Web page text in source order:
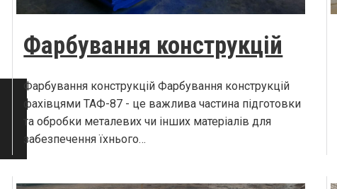
Фарбування конструкцій
Фарбування конструкцій Фарбування конструкцій
фахівцями ТАФ-87 - це важлива частина підготовки
та обробки металевих чи інших матеріалів для
забезпечення їхнього…